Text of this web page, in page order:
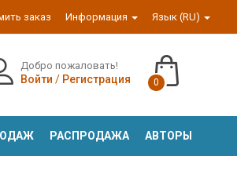
заказ Информация Язык (RU)
Добро пожаловать!
Войти / Регистрация 0
РАСПРОДАЖА АВТОРЫ